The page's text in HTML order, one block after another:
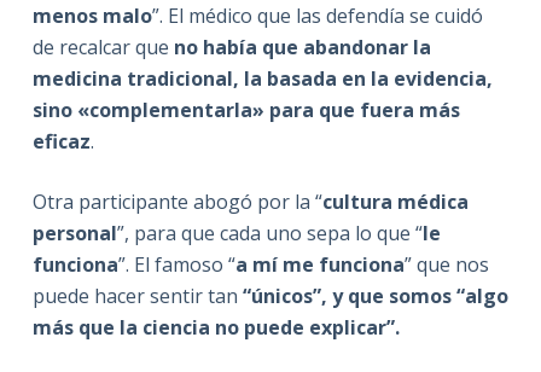
menos malo”. El médico que las defendía se cuidó
de recalcar que no había que abandonar la
medicina tradicional, la basada en la evidencia,
sino «complementarla» para que fuera más
eficaz.
Otra participante abogó por la “cultura médica
personal”, para que cada uno sepa lo que “le
funciona”. El famoso “a mí me funciona” que nos
puede hacer sentir tan “únicos”, y que somos “algo
más que la ciencia no puede explicar”.